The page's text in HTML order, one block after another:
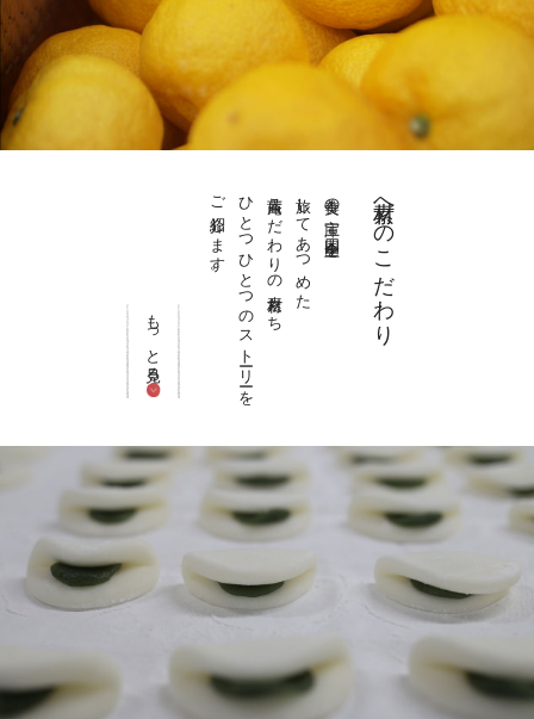
素材へのこだわり
美食の宝庫 四国全土を
旅してあつめた
茜庵こだわりの素材たち
ひとつひとつのストーリーを
ご紹介します。
もっと見る